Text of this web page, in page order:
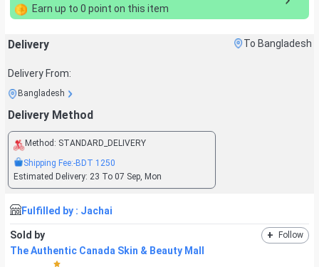
Earn up to 0 point on this item
Delivery To Bangladesh
Delivery From:
Bangladesh
Delivery Method
Method: STANDARD_DELIVERY
Shipping Fee:-BDT 1250
Estimated Delivery: 23 To 07 Sep, Mon
Fulfilled by : Jachai
Sold by + Follow
The Authentic Canada Skin & Beauty Mall